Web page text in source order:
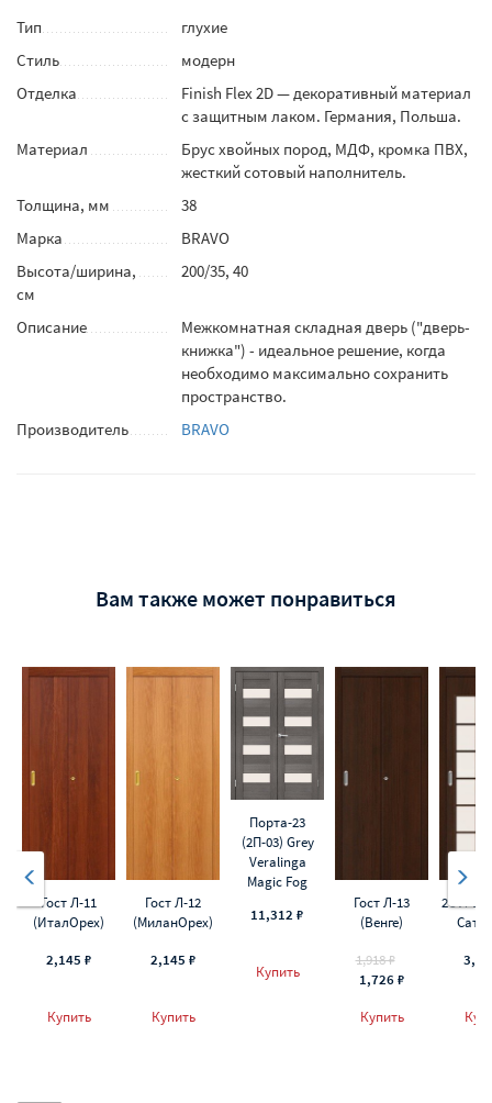
Тип
глухие
Стиль
модерн
Отделка
Finish Flex 2D — декоративный материал
с защитным лаком. Германия, Польша.
Материал
Брус хвойных пород, МДФ, кромка ПВХ,
жесткий сотовый наполнитель.
Толщина, мм
38
Марка
BRAVO
Высота/ширина,
см
200/35, 40
Описание
Межкомнатная складная дверь ("дверь-
книжка") - идеальное решение, когда
необходимо максимально сохранить
пространство.
Производитель
BRAVO
Вам также может понравиться
Гост Л-11
(ИталОрех)
2,145 ₽
Купить
Гост Л-12
(МиланОрех)
2,145 ₽
Купить
Порта-23
(2П-03) Grey
Veralinga
Magic Fog
11,312 ₽
Купить
Гост Л-13
(Венге)
1,918 ₽
1,726 ₽
Купить
2С Л-13